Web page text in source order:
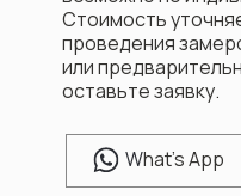
What's App
Стоимость
проведения
или
оставьте заявку.